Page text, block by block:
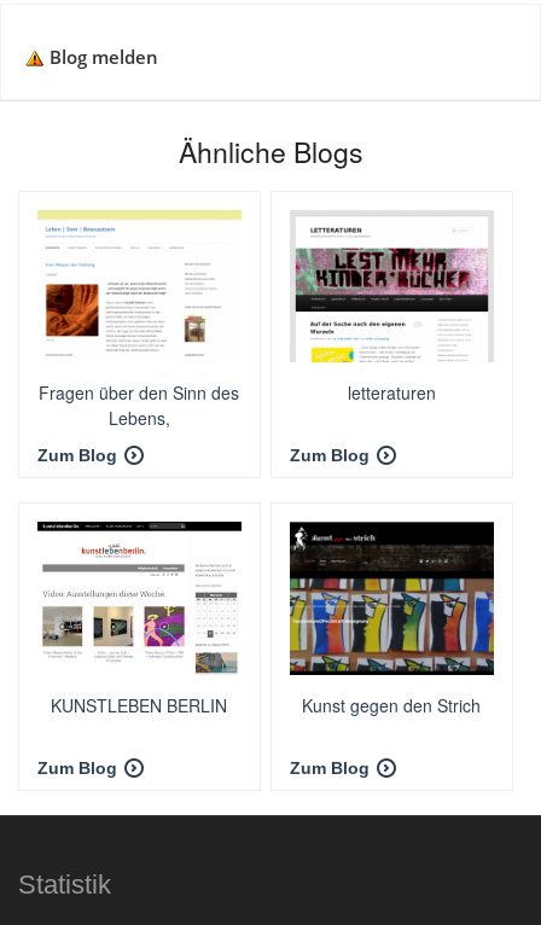
Blog melden
Ähnliche Blogs
Fragen über den Sinn des
Lebens,
Bewusstseinsfragen und
Gesellschaft
Zum Blog
letteraturen
Zum Blog
KUNSTLEBEN BERLIN
Zum Blog
Kunst gegen den Strich
Zum Blog
Statistik